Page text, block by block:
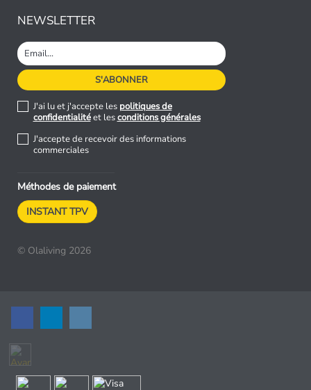
NEWSLETTER
J'ai lu et j'accepte les politiques de
confidentialitéet lesconditions générales
J'accepte de recevoir des informations
commerciales
Méthodes de paiement
INSTANT TPV
© Olaliving 2026